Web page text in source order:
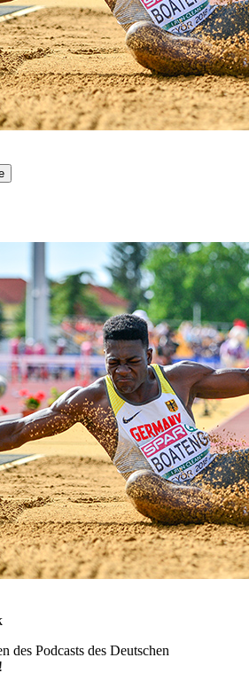
des Podcasts des Deutschen